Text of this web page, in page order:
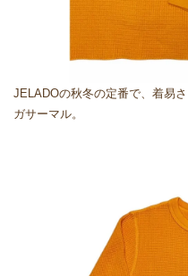
JELADOの秋冬の定番で、着易
ガサーマル。